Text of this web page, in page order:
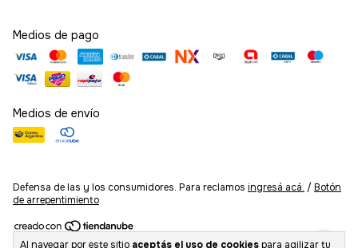
Al navegar por este sitio aceptás el uso de cookies para agilizar tu
Medios de pago
Medios de envío
Defensa de las y los consumidores. Para reclamos ingresá acá. / Botón
de arrepentimiento
Copyright Kurogane Fanstore - 2026. Todos los derechos reservados.